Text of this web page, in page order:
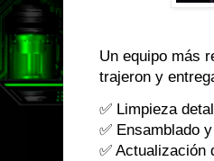
Un equipo más
trajeron y
✅ Limpieza
✅ Ensamblado
✅ Actualización